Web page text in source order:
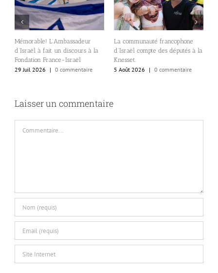
Mémorable! L’Ambassadeur
d’Israël à fait un discours à la
Fondation France-Israël
29 Juil 2026
| 0 commentaire
La communauté francophone
d’Israël compte des députés à la
Knesset.
5 Août 2026
| 0 commentaire
Laisser un commentaire